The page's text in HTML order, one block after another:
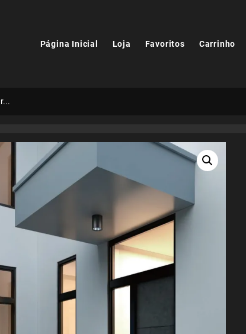
Página Inicial Loja Favoritos Carrinho